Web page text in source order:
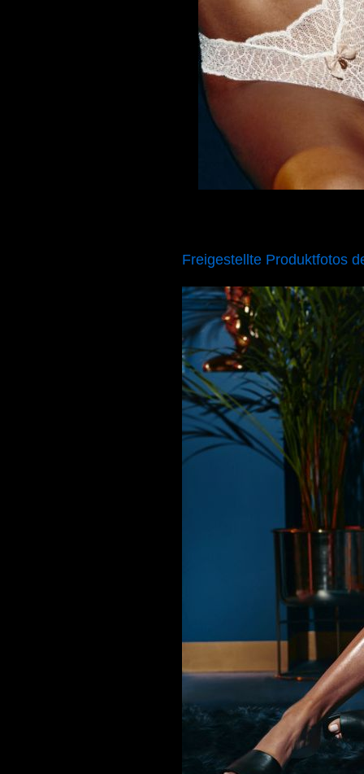
Freigestellte Produktfotos